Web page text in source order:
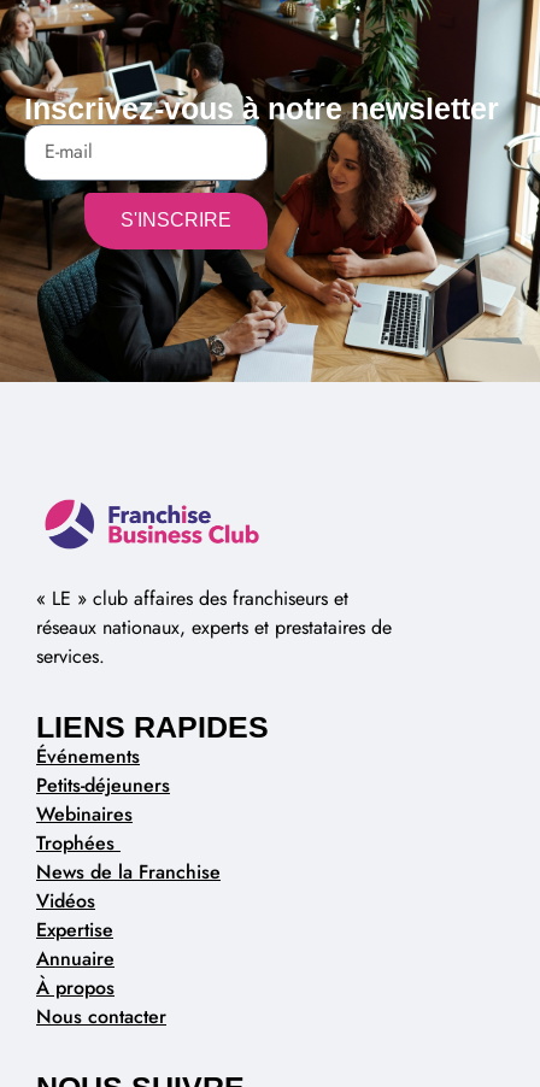
Inscrivez-vous à notre newsletter
S'INSCRIRE
Alternative:
« LE » club affaires des franchiseurs et
réseaux nationaux, experts et prestataires de
services.
LIENS RAPIDES
Événements
Petits-déjeuners
Webinaires
Trophées
News de la Franchise
Vidéos
Expertise
Annuaire
À propos
Nous contacter